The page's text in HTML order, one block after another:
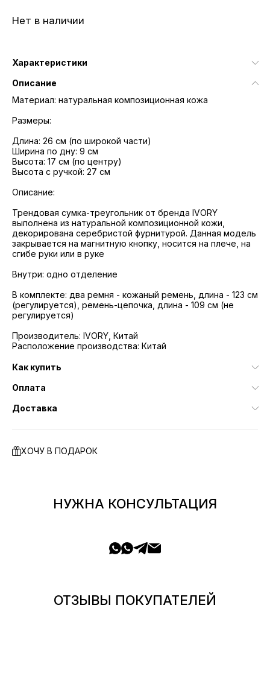
Нет в наличии
Характеристики
Описание
Материал: натуральная композиционная кожа
Размеры:
Длина: 26 см (по широкой части)
Ширина по дну: 9 см
Высота: 17 см (по центру)
Высота с ручкой: 27 см
Описание:
Трендовая сумка-треугольник от бренда IVORY
выполнена из натуральной композиционной кожи,
декорирована серебристой фурнитурой. Данная модель
закрывается на магнитную кнопку, носится на плече, на
сгибе руки или в руке
Внутри: одно отделение
В комплекте: два ремня - кожаный ремень, длина - 123 см
(регулируется), ремень-цепочка, длина - 109 см (не
регулируется)
Производитель: IVORY, Китай
Расположение производства: Китай
Как купить
Оплата
Доставка
ХОЧУ В ПОДАРОК
НУЖНА КОНСУЛЬТАЦИЯ
ОТЗЫВЫ ПОКУПАТЕЛЕЙ